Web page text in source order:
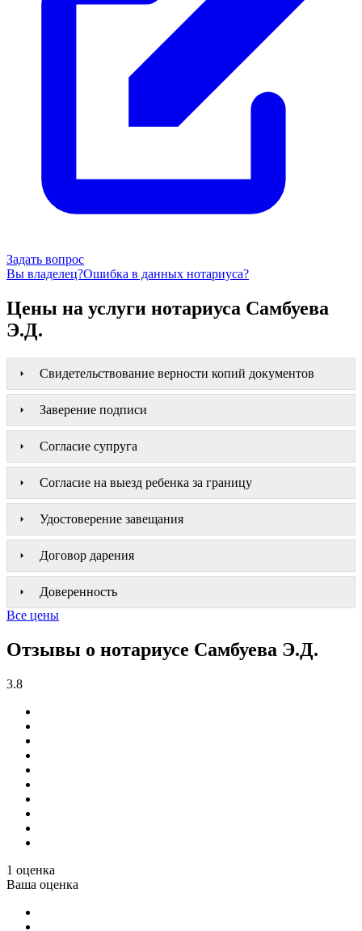
Задать вопрос
Вы владелец?Ошибка в данных нотариуса?
Цены на услуги нотариуса Самбуева
Э.Д.
Свидетельствование верности копий документов
Заверение подписи
Согласие супруга
Согласие на выезд ребенка за границу
Удостоверение завещания
Договор дарения
Доверенность
Все цены
Отзывы о нотариусе Самбуева Э.Д.
3.8
1 оценка
Ваша оценка